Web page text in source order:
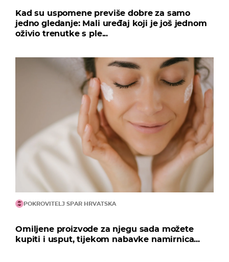
Kad su uspomene previše dobre za samo
jedno gledanje: Mali uređaj koji je još jednom
oživio trenutke s ple...
POKROVITELJ SPAR HRVATSKA
Omiljene proizvode za njegu sada možete
kupiti i usput, tijekom nabavke namirnica...